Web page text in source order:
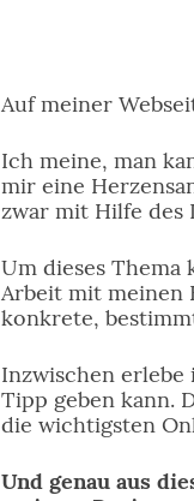
Auf meiner
Ich meine, man
mir eine
zwar mit Hilfe des
Um dieses Thema
Arbeit mit meinen
konkrete,
Inzwischen
Tipp geben kann.
die wichtigsten
Und genau aus